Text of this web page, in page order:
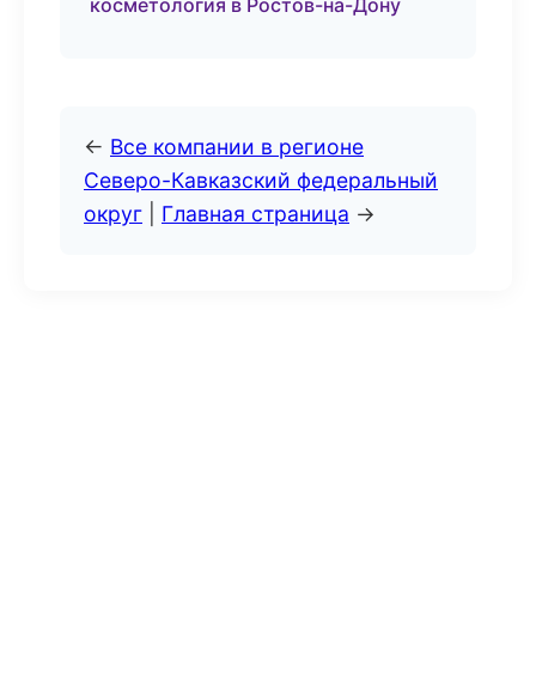
косметология в Ростов-на-Дону
← Все компании в регионе
Северо-Кавказский федеральный
округ
Главная страница →